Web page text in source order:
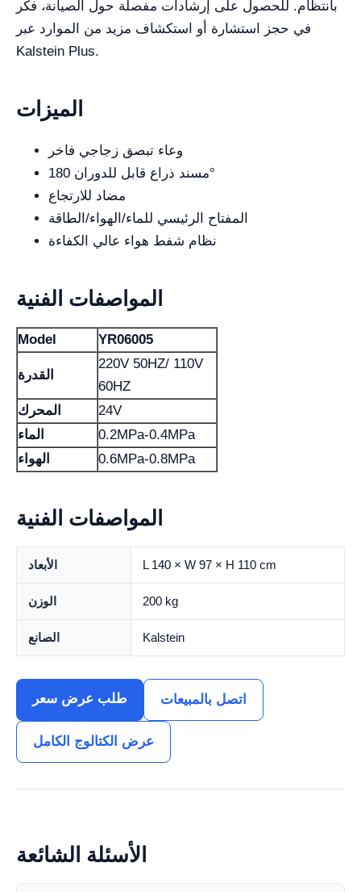
بانتظام. للحصول على إرشادات مفصلة حول الصيانة، فكر
في حجز استشارة أو استكشاف مزيد من الموارد عبر
Kalstein Plus.
الميزات
وعاء تبصق زجاجي فاخر
مسند ذراع قابل للدوران 180°
مضاد للارتجاع
المفتاح الرئيسي للماء/الهواء/الطاقة
نظام شفط هواء عالي الكفاءة
المواصفات الفنية
Model YR06005
القدرة
220V 50HZ/ 110V
60HZ
المحرك
24V
الماء
0.2MPa-0.4MPa
الهواء
0.6MPa-0.8MPa
المواصفات الفنية
الأبعاد L 140 × W 97 × H 110 cm
الوزن 200 kg
الصانع Kalstein
طلب عرض سعر اتصل بالمبيعات
عرض الكتالوج الكامل
الأسئلة الشائعة